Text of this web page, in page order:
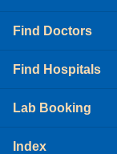
Find Doctors
Find Hospitals
Lab Booking
Index